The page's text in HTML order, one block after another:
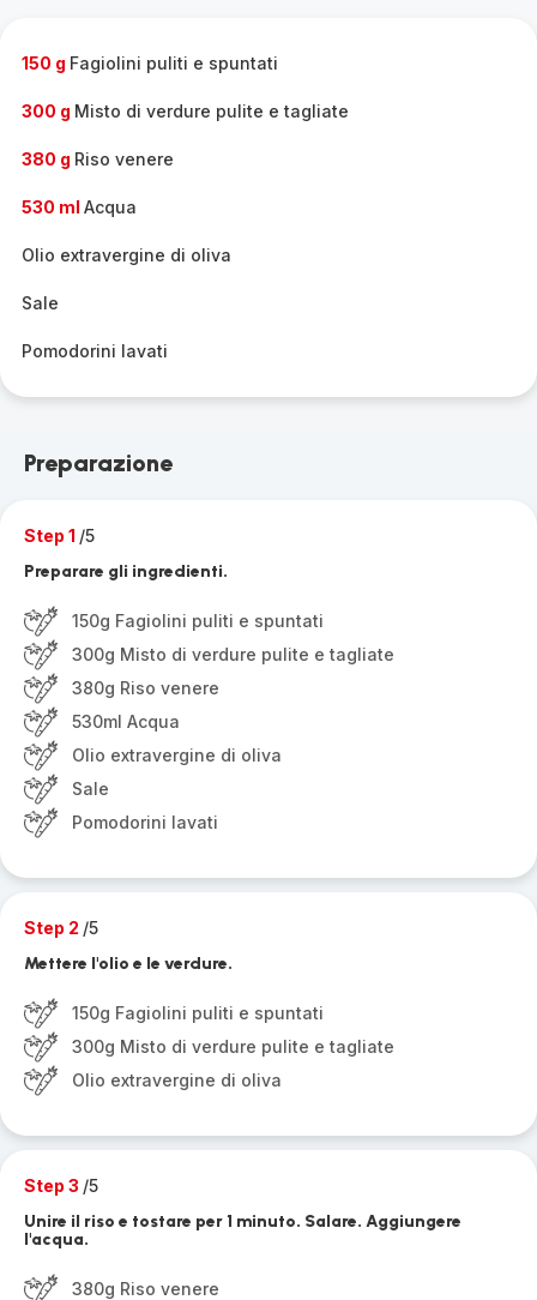
150 g Fagiolini puliti e spuntati
300 g Misto di verdure pulite e tagliate
380 g Riso venere
530 ml Acqua
Olio extravergine di oliva
Sale
Pomodorini lavati
Preparazione
Step 1 /5
Preparare gli ingredienti.
150g Fagiolini puliti e spuntati
300g Misto di verdure pulite e tagliate
380g Riso venere
530ml Acqua
Olio extravergine di oliva
Sale
Pomodorini lavati
Step 2 /5
Mettere l'olio e le verdure.
150g Fagiolini puliti e spuntati
300g Misto di verdure pulite e tagliate
Olio extravergine di oliva
Step 3 /5
Unire il riso e tostare per 1 minuto. Salare. Aggiungere
l'acqua.
380g Riso venere